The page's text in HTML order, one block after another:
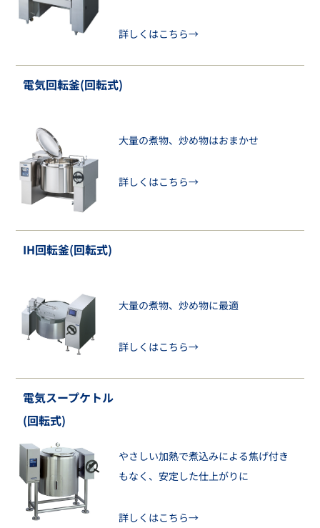
詳しくはこちら→
電気回転釜(回転式)
大量の煮物、炒め物はおまかせ
詳しくはこちら→
IH回転釜(回転式)
大量の煮物、炒め物に最適
詳しくはこちら→
電気スープケトル
(回転式)
やさしい加熱で煮込みによる焦げ付き
もなく、安定した仕上がりに
詳しくはこちら→